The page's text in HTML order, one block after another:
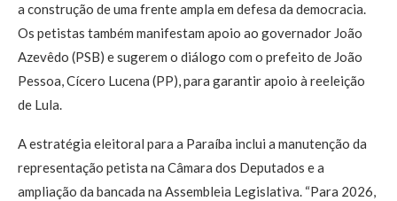
a construção de uma frente ampla em defesa da democracia.
Os petistas também manifestam apoio ao governador João
Azevêdo (PSB) e sugerem o diálogo com o prefeito de João
Pessoa, Cícero Lucena (PP), para garantir apoio à reeleição
de Lula.
A estratégia eleitoral para a Paraíba inclui a manutenção da
representação petista na Câmara dos Deputados e a
ampliação da bancada na Assembleia Legislativa. “Para 2026,